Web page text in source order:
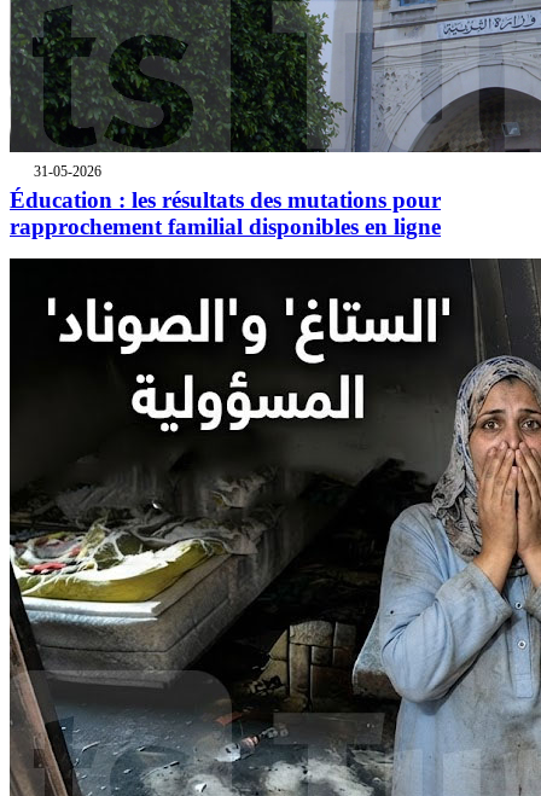
31-05-2026
Éducation : les résultats des mutations pour
rapprochement familial disponibles en ligne